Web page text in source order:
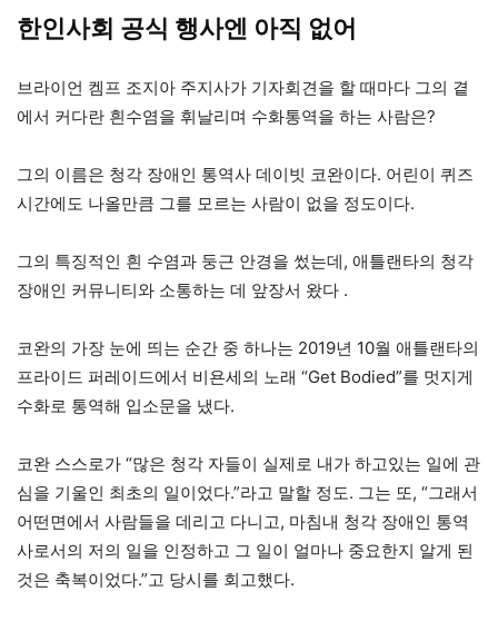
한인사회 공식 행사엔 아직 없어
브라이언 켐프 조지아 주지사가 기자회견을 할 때마다 그의 곁
에서 커다란 흰수염을 휘날리며 수화통역을 하는 사람은?
그의 이름은 청각 장애인 통역사 데이빗 코완이다. 어린이 퀴즈
시간에도 나올만큼 그를 모르는 사람이 없을 정도이다.
그의 특징적인 흰 수염과 둥근 안경을 썼는데, 애틀랜타의 청각
장애인 커뮤니티와 소통하는 데 앞장서 왔다 .
코완의 가장 눈에 띄는 순간 중 하나는 2019년 10월 애틀랜타의
프라이드 퍼레이드에서 비욘세의 노래 “Get Bodied”를 멋지게
수화로 통역해 입소문을 냈다.
코완 스스로가 “많은 청각 자들이 실제로 내가 하고있는 일에 관
심을 기울인 최초의 일이었다.”라고 말할 정도. 그는 또, “그래서
어떤면에서 사람들을 데리고 다니고, 마침내 청각 장애인 통역
사로서의 저의 일을 인정하고 그 일이 얼마나 중요한지 알게 된
것은 축복이었다.”고 당시를 회고했다.